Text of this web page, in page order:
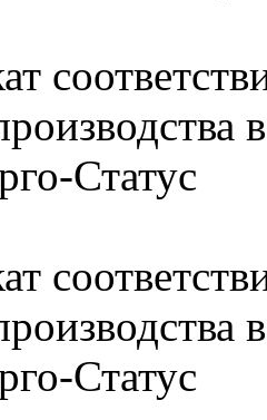
Статус
Статус